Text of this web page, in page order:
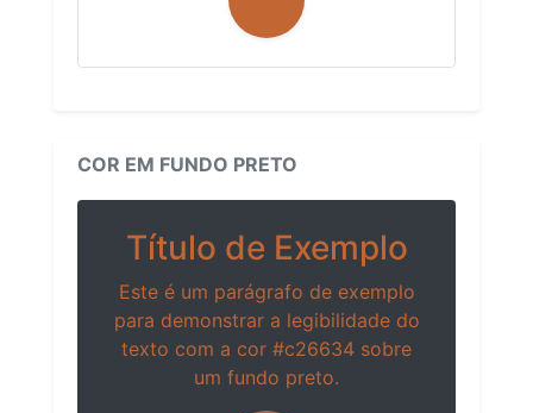
COR EM FUNDO PRETO
Título de Exemplo
Este é um parágrafo de exemplo
para demonstrar a legibilidade do
texto com a cor #c26634 sobre
um fundo preto.